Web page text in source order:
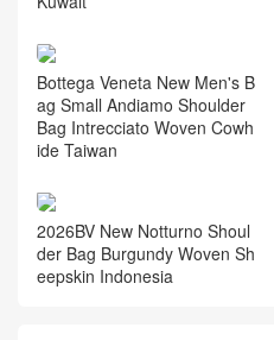
Bottega Veneta New Men's B
ag Small Andiamo Shoulder
Bag Intrecciato Woven Cowh
ide Taiwan
2026BV New Notturno Shoul
der Bag Burgundy Woven Sh
eepskin Indonesia